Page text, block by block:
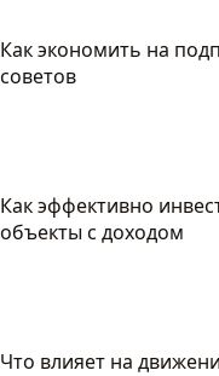
Как экономить на
советов
Как эффективно
объекты с доходом
Что влияет на